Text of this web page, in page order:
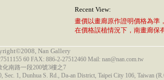
Recent View:
畫價以畫廊原作證明價格為準，
在價格誤植情況下，南畫廊保
Nan Gallery
60 FAX: 886-2-27512460 Mail: nan@nan.com.tw
化南路一段200號3樓之7
Sec. 1, Dunhua S. Rd., Da-an District, Taipei City 106, Taiwan